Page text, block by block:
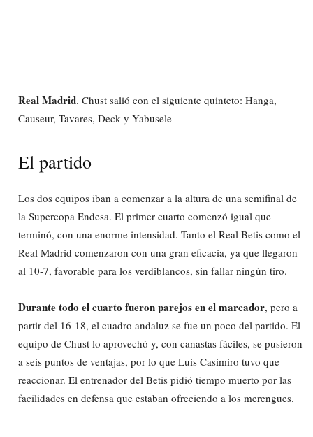
Real Madrid. Chust salió con el siguiente quinteto: Hanga,
Causeur, Tavares, Deck y Yabusele
El partido
Los dos equipos iban a comenzar a la altura de una semifinal de
la Supercopa Endesa. El primer cuarto comenzó igual que
terminó, con una enorme intensidad. Tanto el Real Betis como el
Real Madrid comenzaron con una gran eficacia, ya que llegaron
al 10-7, favorable para los verdiblancos, sin fallar ningún tiro.
Durante todo el cuarto fueron parejos en el marcador, pero a
partir del 16-18, el cuadro andaluz se fue un poco del partido. El
equipo de Chust lo aprovechó y, con canastas fáciles, se pusieron
a seis puntos de ventajas, por lo que Luis Casimiro tuvo que
reaccionar. El entrenador del Betis pidió tiempo muerto por las
facilidades en defensa que estaban ofreciendo a los merengues.